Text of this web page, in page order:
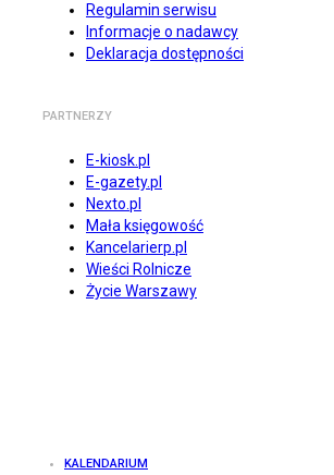
Regulamin serwisu
Informacje o nadawcy
Deklaracja dostępności
PARTNERZY
E-kiosk.pl
E-gazety.pl
Nexto.pl
Mała księgowość
Kancelarierp.pl
Wieści Rolnicze
Życie Warszawy
KALENDARIUM